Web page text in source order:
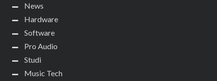
News
Hardware
Software
Pro Audio
Studi
Music Tech